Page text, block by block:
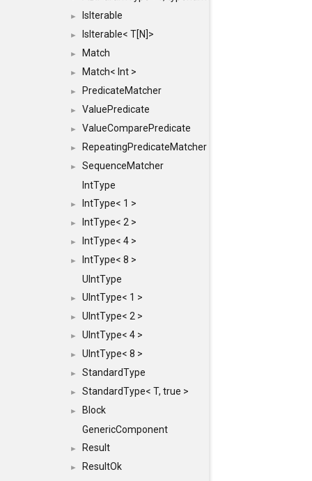
► IsIterable
► IsIterable< T[N]>
► Match
► Match< Int >
► PredicateMatcher
► ValuePredicate
► ValueComparePredicate
► RepeatingPredicateMatcher
►
SequenceMatcher
IntType
► IntType< 1 >
► IntType< 2 >
► IntType< 4 >
►
IntType< 8 >
UIntType
► UIntType< 1 >
► UIntType< 2 >
► UIntType< 4 >
► UIntType< 8 >
► StandardType
► StandardType< T, true >
►
Block
GenericComponent
► Result
►
ResultOk